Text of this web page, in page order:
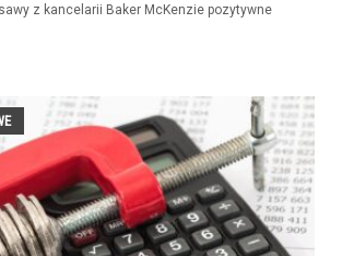
z kancelarii Baker McKenzie pozytywne